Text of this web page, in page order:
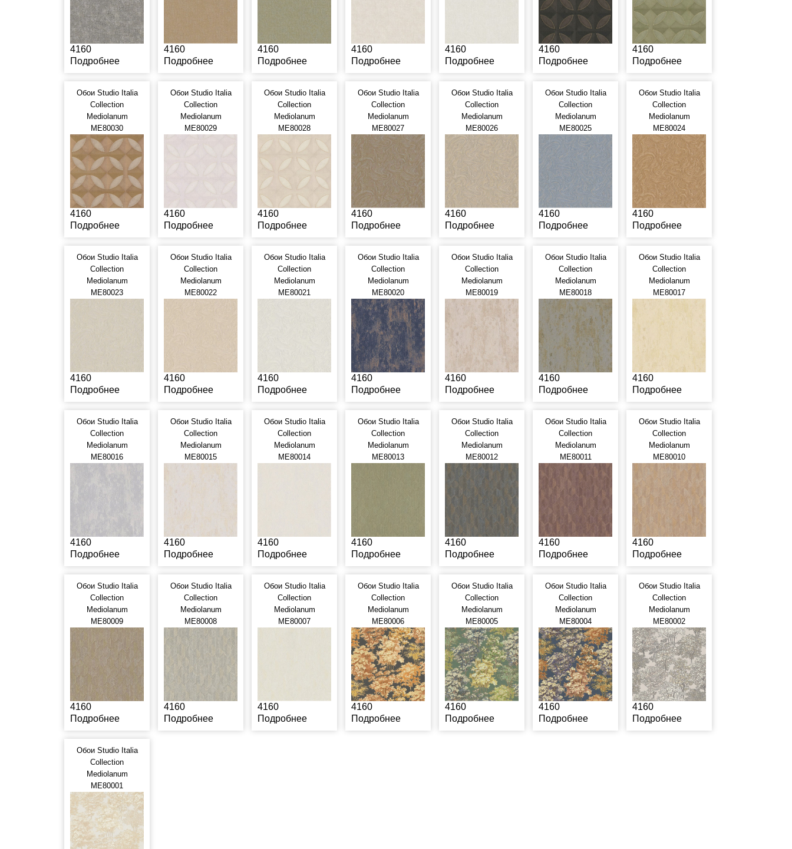
4160
Подробнее
4160
Подробнее
4160
Подробнее
4160
Подробнее
4160
Подробнее
4160
Подробнее
4160
Подробнее
Обои Studio Italia
Collection
Mediolanum
ME80030
4160
Подробнее
Обои Studio Italia
Collection
Mediolanum
ME80029
4160
Подробнее
Обои Studio Italia
Collection
Mediolanum
ME80028
4160
Подробнее
Обои Studio Italia
Collection
Mediolanum
ME80027
4160
Подробнее
Обои Studio Italia
Collection
Mediolanum
ME80026
4160
Подробнее
Обои Studio Italia
Collection
Mediolanum
ME80025
4160
Подробнее
Обои Studio Italia
Collection
Mediolanum
ME80024
4160
Подробнее
Обои Studio Italia
Collection
Mediolanum
ME80023
4160
Подробнее
Обои Studio Italia
Collection
Mediolanum
ME80022
4160
Подробнее
Обои Studio Italia
Collection
Mediolanum
ME80021
4160
Подробнее
Обои Studio Italia
Collection
Mediolanum
ME80020
4160
Подробнее
Обои Studio Italia
Collection
Mediolanum
ME80019
4160
Подробнее
Обои Studio Italia
Collection
Mediolanum
ME80018
4160
Подробнее
Обои Studio Italia
Collection
Mediolanum
ME80017
4160
Подробнее
Обои Studio Italia
Collection
Mediolanum
ME80016
4160
Подробнее
Обои Studio Italia
Collection
Mediolanum
ME80015
4160
Подробнее
Обои Studio Italia
Collection
Mediolanum
ME80014
4160
Подробнее
Обои Studio Italia
Collection
Mediolanum
ME80013
4160
Подробнее
Обои Studio Italia
Collection
Mediolanum
ME80012
4160
Подробнее
Обои Studio Italia
Collection
Mediolanum
ME80011
4160
Подробнее
Обои Studio Italia
Collection
Mediolanum
ME80010
4160
Подробнее
Обои Studio Italia
Collection
Mediolanum
ME80009
4160
Подробнее
Обои Studio Italia
Collection
Mediolanum
ME80008
4160
Подробнее
Обои Studio Italia
Collection
Mediolanum
ME80007
4160
Подробнее
Обои Studio Italia
Collection
Mediolanum
ME80006
4160
Подробнее
Обои Studio Italia
Collection
Mediolanum
ME80005
4160
Подробнее
Обои Studio Italia
Collection
Mediolanum
ME80004
4160
Подробнее
Обои Studio Italia
Collection
Mediolanum
ME80002
4160
Подробнее
Обои Studio Italia
Collection
Mediolanum
ME80001